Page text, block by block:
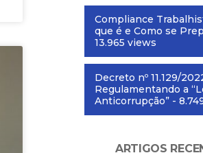
Compliance
que é e Como se
13.965 views
Decreto nº 11.129/
Regulamentando a
Anticorrupção” -
ARTIGOS